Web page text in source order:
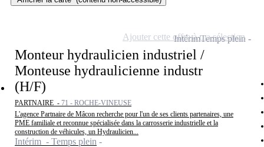
Monteur hydraulicien industriel /
Monteuse hydraulicienne industr
(H/F)
PARTNAIRE - 71 - ROCHE-VINEUSE
L'agence Partnaire de Mâcon recherche pour l'un de ses clients partenaires, une
PME familiale et reconnue spécialisée dans la carrosserie industrielle et la
construction de véhicules, un Hydraulicien...
Intérim - Temps plein
IntérimTemps plein
Ajouter cette offre à ma sélection